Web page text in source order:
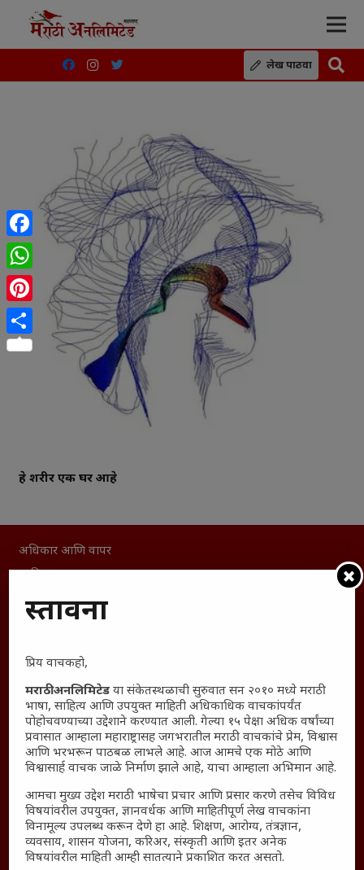
लेख पाठवा
हे शरीर एक घर आहे
अधिकार आणि वापर
जाहिरात
माहिती
विशेष
English To Marathi
English To Hindi
Kruti Dev Unicode
Polls Archive
Shop Unlimited
सामान्य आजारांवर गावठी उपाय – घरच्या घरी मिळवा प्राथमिक
आराम
आजच्या युगातील तरुण पिढी कुठे हरवली?
Facebook
WhatsApp
Pinterest
Share
प्रस्तावना
प्रिय वाचकहो,
मराठी अनलिमिटेड या संकेतस्थळाची सुरुवात सन २०१० मध्ये मराठी
भाषा, साहित्य आणि उपयुक्त माहिती अधिकाधिक वाचकांपर्यंत
पोहोचवण्याच्या उद्देशाने करण्यात आली. गेल्या १५ पेक्षा अधिक वर्षांच्या
प्रवासात आम्हाला महाराष्ट्रासह जगभरातील मराठी वाचकांचे प्रेम, विश्वास
आणि भरभरून पाठबळ लाभले आहे. आज आमचे एक मोठे आणि
विश्वासार्ह वाचक जाळे निर्माण झाले आहे, याचा आम्हाला अभिमान आहे.
आमचा मुख्य उद्देश मराठी भाषेचा प्रचार आणि प्रसार करणे तसेच विविध
विषयांवरील उपयुक्त, ज्ञानवर्धक आणि माहितीपूर्ण लेख वाचकांना
विनामूल्य उपलब्ध करून देणे हा आहे. शिक्षण, आरोग्य, तंत्रज्ञान,
व्यवसाय, शासन योजना, करिअर, संस्कृती आणि इतर अनेक
विषयांवरील माहिती आम्ही सातत्याने प्रकाशित करत असतो.